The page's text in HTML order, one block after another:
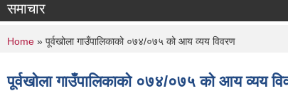
समाचार
You are here
Home » पूर्वखोला गाउँपालिकाको ०७४/०७५ को आय व्यय विवरण
पूर्वखोला गाउँपालिकाको ०७४/०७५ को आय व्यय